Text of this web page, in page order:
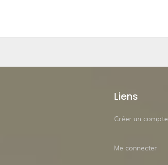
Liens
Créer un compte
Me connecter